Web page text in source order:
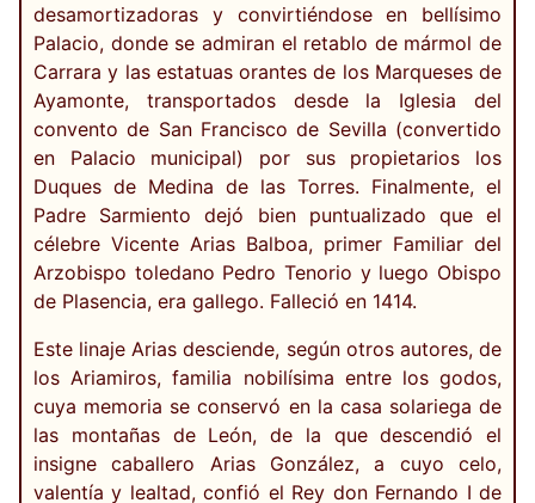
desamortizadoras y convirtiéndose en bellísimo
Palacio, donde se admiran el retablo de mármol de
Carrara y las estatuas orantes de los Marqueses de
Ayamonte, transportados desde la Iglesia del
convento de San Francisco de Sevilla (convertido
en Palacio municipal) por sus propietarios los
Duques de Medina de las Torres. Finalmente, el
Padre Sarmiento dejó bien puntualizado que el
célebre Vicente Arias Balboa, primer Familiar del
Arzobispo toledano Pedro Tenorio y luego Obispo
de Plasencia, era gallego. Falleció en 1414.
Este linaje Arias desciende, según otros autores, de
los Ariamiros, familia nobilísima entre los godos,
cuya memoria se conservó en la casa solariega de
las montañas de León, de la que descendió el
insigne caballero Arias González, a cuyo celo,
valentía y lealtad, confió el Rey don Fernando I de